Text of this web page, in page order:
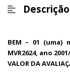
Descrição
BEM – 01 (uma)
MVR2624, ano
VALOR DA